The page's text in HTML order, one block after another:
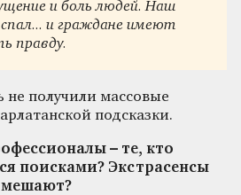
и боль людей. Наш
и граждане имеют
правду.
не получили массовые
подсказки.
– те, кто
поисками? Экстрасенсы